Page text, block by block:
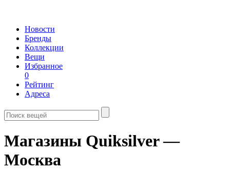
Новости
Бренды
Коллекции
Вещи
Избранное
0
Рейтинг
Адреса
Магазины Quiksilver —
Москва